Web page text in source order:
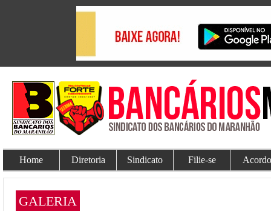
Home Diretoria Sindicato Filie-se
GALERIA